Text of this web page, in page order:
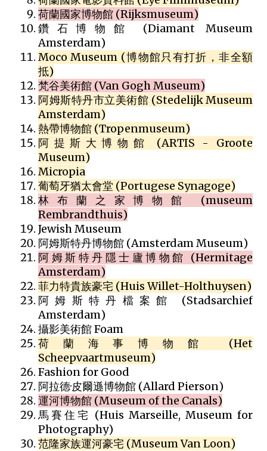
荷蘭國家博物館 (Rijksmuseum)
鑽石博物館 (Diamant Museum
Amsterdam)
Moco Museum (博物館只有打折，非全額
抵)
梵谷美術館 (Van Gogh Museum)
阿姆斯特丹市立美術館 (Stedelijk Museum
Amsterdam)
熱帶博物館 (Tropenmuseum)
阿提斯大博物館 (ARTIS - Groote
Museum)
Micropia
葡萄牙猶太會堂 (Portugese Synagoge)
林布蘭之家博物館 (museum
Rembrandthuis)
Jewish Museum
阿姆斯特丹博物館 (Amsterdam Museum)
阿姆斯特丹隱士廬博物館 (Hermitage
Amsterdam)
菲力特貴族豪宅 (Huis Willet-Holthuysen)
阿姆斯特丹檔案館 (Stadsarchief
Amsterdam)
攝影美術館 Foam
荷蘭海事博物館 (Het
Scheepvaartmuseum)
Fashion for Good
阿拉德·皮爾遜博物館 (Allard Pierson)
運河博物館 (Museum of the Canals)
馬賽住宅 (Huis Marseille, Museum for
Photography)
范隆家族運河豪宅 (Museum Van Loon)